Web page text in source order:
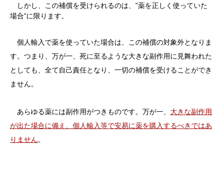
しかし、この補償を受けられるのは、”薬を正しく使っていた
場合”に限ります。
個人輸入で薬を使っていた場合は、この補償の対象外となりま
す。つまり、万が一、死に至るような大きな副作用に見舞われた
としても、全て自己責任となり、一切の補償を受けることができ
ません。
あらゆる薬には副作用がつきものです。万が一、 大きな副作用
が出た場合に備え、個人輸入等で安易に薬を購入するべきではあ
りません。